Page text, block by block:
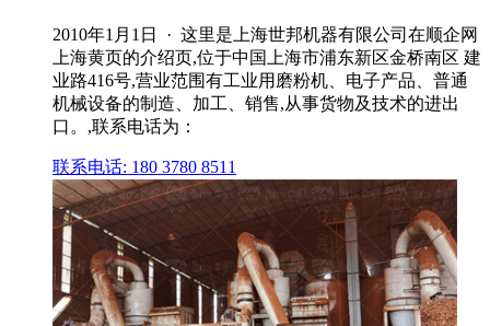
2010年1月1日 · 这里是上海世邦机器有限公司在顺企网
上海黄页的介绍页,位于中国上海市浦东新区金桥南区 建
业路416号,营业范围有工业用磨粉机、电子产品、普通
机械设备的制造、加工、销售,从事货物及技术的进出
口。,联系电话为：
联系电话: 180 3780 8511